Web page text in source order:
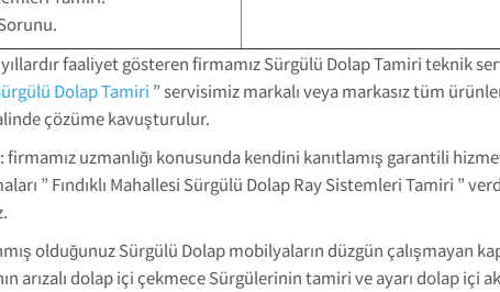
yıllardır faaliyet gösteren firmamız Sürgülü Dolap Tamiri teknik
Dolap Tamiri ” servisimiz markalı veya markasız tüm
çözüme kavuşturulur.
firmamız uzmanlığı konusunda kendini kanıtlamış garantili
” Fındıklı Mahallesi Sürgülü Dolap Ray Sistemleri Tamiri ”
olduğunuz Sürgülü Dolap mobilyaların düzgün çalışmayan
arızalı dolap içi çekmece Sürgülerinin tamiri ve ayarı dolap içi